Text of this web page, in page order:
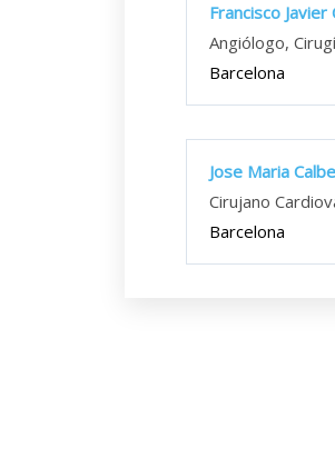
Francisco
Angiólogo,
Barcelona
Jose Maria
Cirujano
Barcelona